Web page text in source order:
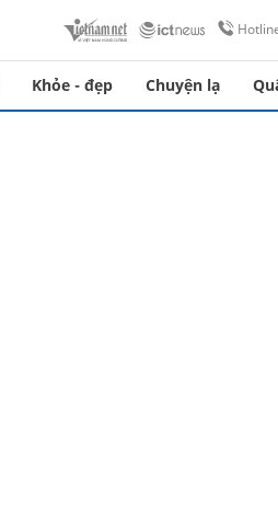
Khỏe - đẹp Chuyện lạ